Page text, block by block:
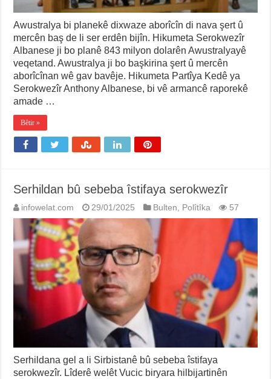
Awustralya bi planekê dixwaze aborîcîn di nava şert û
mercên baş de li ser erdên bijîn. Hikumeta Serokwezîr
Albanese ji bo planê 843 milyon dolarên Awustralyayê
veqetand. Awustralya ji bo başkirina şert û mercên
aborîcînan wê gav bavêje. Hikumeta Partîya Kedê ya
Serokwezîr Anthony Albanese, bi vê armancê raporekê
amade …
Bêtir »
Serhildan bû sebeba îstifaya serokwezîr
infowelat.com 29/01/2025 Bulten Polîtîka 57
Serhildana gel a li Sirbistanê bû sebeba îstifaya
serokwezîr. Lîderê welêt Vucic biryara hilbijartinên